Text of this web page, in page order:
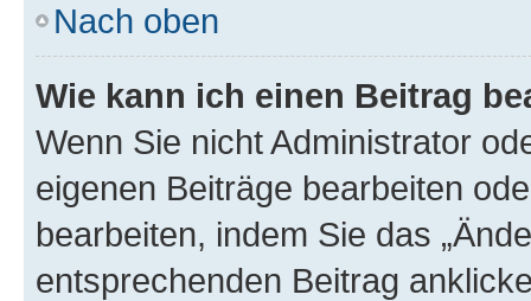
Nach oben
Wie kann ich einen Beitrag
Wenn Sie nicht Administrator
eigenen Beiträge bearbeiten
bearbeiten, indem Sie das
entsprechenden Beitrag